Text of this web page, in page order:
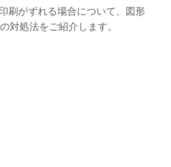
刷がずれる場合について、図形
対処法をご紹介します。